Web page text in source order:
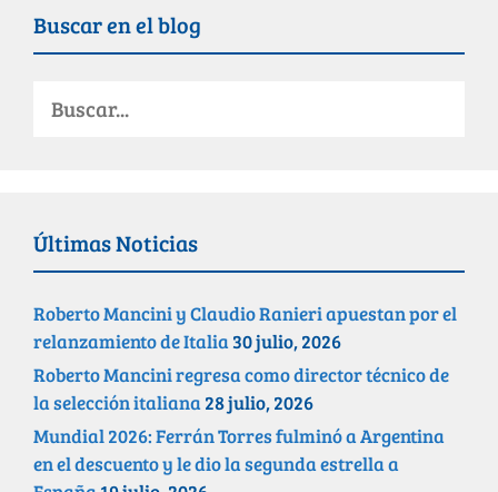
Buscar en el blog
Últimas Noticias
Roberto Mancini y Claudio Ranieri apuestan por el
relanzamiento de Italia30 julio, 2026
Roberto Mancini regresa como director técnico de
la selección italiana28 julio, 2026
Mundial 2026: Ferrán Torres fulminó a Argentina
en el descuento y le dio la segunda estrella a